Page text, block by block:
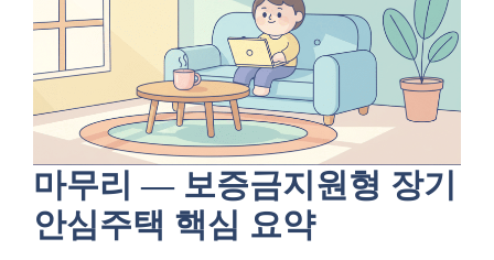
마무리 — 보증금지원형 장기
안심주택 핵심 요약